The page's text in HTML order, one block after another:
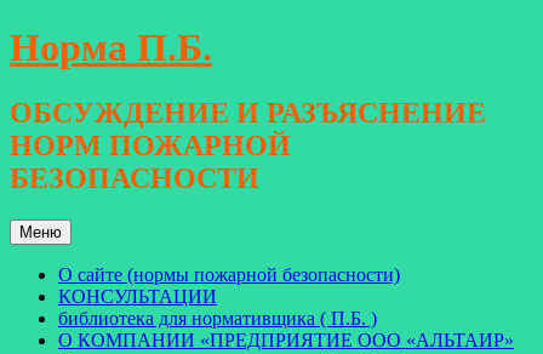
Перейти
к
Норма П.Б.
ОБСУЖДЕНИЕ И РАЗЪЯСНЕНИЕ
НОРМ ПОЖАРНОЙ
БЕЗОПАСНОСТИ
Меню
О сайте (нормы пожарной безопасности)
КОНСУЛЬТАЦИИ
библиотека для нормативщика ( П.Б. )
О КОМПАНИИ «ПРЕДПРИЯТИЕ ООО «АЛЬТАИР»